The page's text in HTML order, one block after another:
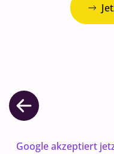
Google akzeptiert